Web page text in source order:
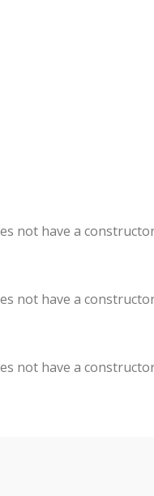
not have a
not have a
not have a